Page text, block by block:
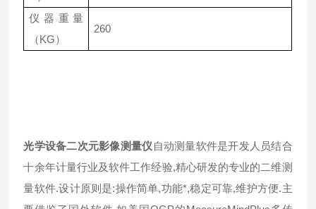
仪器重量
（KG）
260
光学设备二次元影像测量仪 自动测量软件是开发人员结合
十余年计量行业及软件工作经验,精心研发的专业的二维测
量软件.设计原则是:操作简单,功能*,稳定可靠,维护方便.主